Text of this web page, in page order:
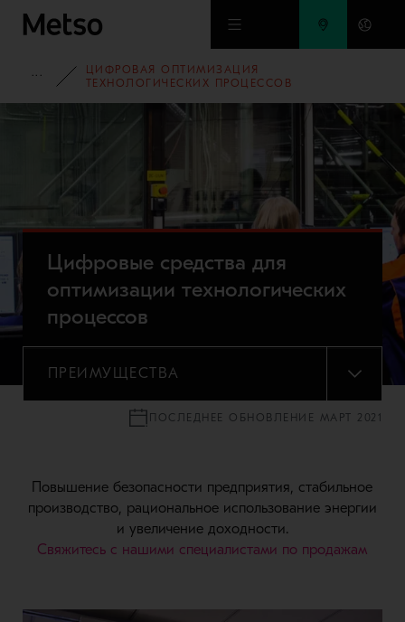
Перейти к основному содержимому
ПОРТФОЛИО ОБОРУДОВАНИЯ
ЦИФРОВАЯ ОПТИМИЗАЦИЯ
ТЕХНОЛОГИЧЕСКИХ ПРОЦЕССОВ
Цифровые средства для
оптимизации технологических
процессов
ПРЕИМУЩЕСТВА
МЕНЮ
ПОСЛЕДНЕЕ ОБНОВЛЕНИЕ МАРТ 2021
Повышение безопасности предприятия, стабильное
производство, рациональное использование энергии
и увеличение доходности.
Свяжитесь с нашими специалистами по продажам